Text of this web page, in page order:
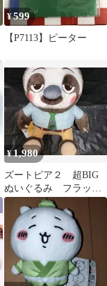
¥599
【P7113】ピーター
¥1,980
ズートピア２ 超BIG
ぬいぐるみ フラッシ
ュ ZOOTOPIA２ マス
コット 推